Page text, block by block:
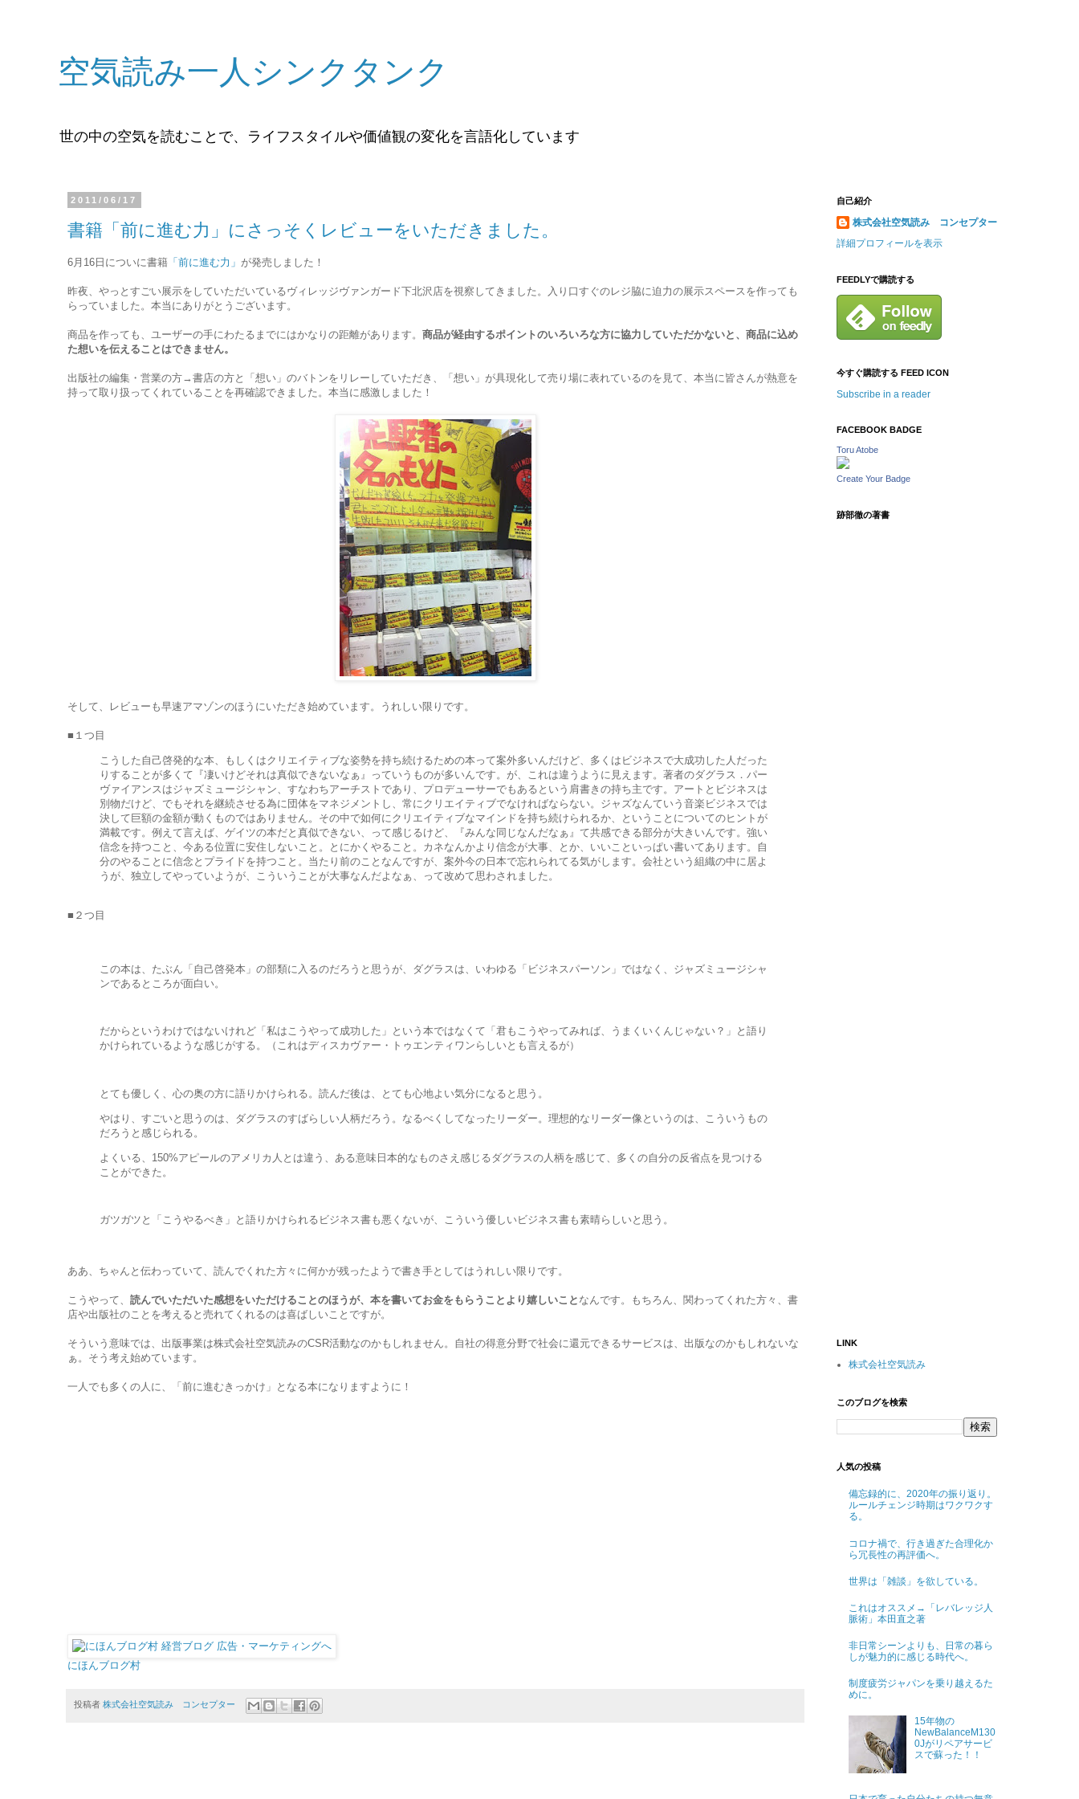
空気読み一人シンクタンク
世の中の空気を読むことで、ライフスタイルや価値観の変化を言語化しています
2011/06/17
書籍「前に進む力」にさっそくレビューをいただきました。
6月16日についに書籍 「前に進む力」 が発売しました！
昨夜、やっとすごい展示をしていただいているヴィレッジヴァンガード下北沢店を視察してきました。入り口すぐのレジ脇に迫力の展示スペースを作っても
らっていました。本当にありがとうございます。
商品を作っても、ユーザーの手にわたるまでにはかなりの距離があります。 商品が経由するポイントのいろいろな方に協力していただかないと、商品に込め
た想いを伝えることはできません。
出版社の編集・営業の方→書店の方と「想い」のバトンをリレーしていただき、「想い」が具現化して売り場に表れているのを見て、本当に皆さんが熱意を
持って取り扱ってくれていることを再確認できました。本当に感激しました！
そして、レビューも早速アマゾンのほうにいただき始めています。うれしい限りです。
■１つ目
こうした自己啓発的な本、もしくはクリエイティブな姿勢を持ち続けるための本って案外多いんだけど、多くはビジネスで大成功した人だった
りすることが多くて『凄いけどそれは真似できないなぁ』っていうものが多いんです。が、これは違うように見えます。著者のダグラス．パー
ヴァイアンスはジャズミュージシャン、すなわちアーチストであり、プロデューサーでもあるという肩書きの持ち主です。アートとビジネスは
別物だけど、でもそれを継続させる為に団体をマネジメントし、常にクリエイティブでなければならない。ジャズなんていう音楽ビジネスでは
決して巨額の金額が動くものではありません。その中で如何にクリエイティブなマインドを持ち続けられるか、ということについてのヒントが
満載です。例えて言えば、ゲイツの本だと真似できない、って感じるけど、『みんな同じなんだなぁ』て共感できる部分が大きいんです。強い
信念を持つこと、今ある位置に安住しないこと。とにかくやること。カネなんかより信念が大事、とか、いいこといっぱい書いてあります。自
分のやることに信念とプライドを持つこと。当たり前のことなんですが、案外今の日本で忘れられてる気がします。会社という組織の中に居よ
うが、独立してやっていようが、こういうことが大事なんだよなぁ、って改めて思わされました。
■２つ目
この本は、たぶん「自己啓発本」の部類に入るのだろうと思うが、ダグラスは、いわゆる「ビジネスパーソン」ではなく、ジャズミュージシャ
ンであるところが面白い。
だからというわけではないけれど「私はこうやって成功した」という本ではなくて「君もこうやってみれば、うまくいくんじゃない？」と語り
かけられているような感じがする。（これはディスカヴァー・トゥエンティワンらしいとも言えるが）
とても優しく、心の奥の方に語りかけられる。読んだ後は、とても心地よい気分になると思う。
やはり、すごいと思うのは、ダグラスのすばらしい人柄だろう。なるべくしてなったリーダー。理想的なリーダー像というのは、こういうもの
だろうと感じられる。
よくいる、150%アピールのアメリカ人とは違う、ある意味日本的なものさえ感じるダグラスの人柄を感じて、多くの自分の反省点を見つける
ことができた。
ガツガツと「こうやるべき」と語りかけられるビジネス書も悪くないが、こういう優しいビジネス書も素晴らしいと思う。
ああ、ちゃんと伝わっていて、読んでくれた方々に何かが残ったようで書き手としてはうれしい限りです。
こうやって、 読んでいただいた感想をいただけることのほうが、本を書いてお金をもらうことより嬉しいこと なんです。もちろん、関わってくれた方々、書
店や出版社のことを考えると売れてくれるのは喜ばしいことですが。
そういう意味では、出版事業は株式会社空気読みのCSR活動なのかもしれません。自社の得意分野で社会に還元できるサービスは、出版なのかもしれないな
ぁ。そう考え始めています。
一人でも多くの人に、「前に進むきっかけ」となる本になりますように！
にほんブログ村
投稿者 株式会社空気読み コンセプター
自己紹介
株式会社空気読み コンセプター
詳細プロフィールを表示
FEEDLYで購読する
今すぐ購読する FEED ICON
Subscribe in a reader
FACEBOOK BADGE
Toru Atobe
Create Your Badge
跡部徹の著書
LINK
株式会社空気読み
このブログを検索
人気の投稿
備忘録的に、2020年の振り返り。
ルールチェンジ時期はワクワクす
る。
コロナ禍で、行き過ぎた合理化か
ら冗長性の再評価へ。
世界は「雑談」を欲している。
これはオススメ→「レバレッジ人
脈術」本田直之著
非日常シーンよりも、日常の暮ら
しが魅力的に感じる時代へ。
制度疲労ジャパンを乗り越えるた
めに。
15年物の
NewBalanceM130
0Jがリペアサービ
スで蘇った！！